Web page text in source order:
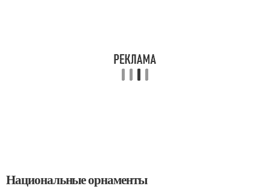
Национальные орнаменты